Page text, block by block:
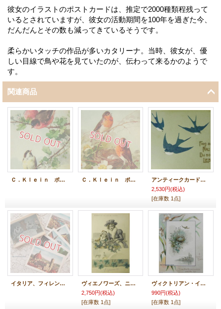
彼女のイラストのポストカードは、推定で2000種類程残って
いるとされていますが、彼女の活動期間を100年を過ぎた今、
だんだんとその数も減ってきているそうです。
柔らかいタッチの作品が多いカタリーナ。当時、彼女が、優
しい目線で鳥や花を見ていたのが、伝わって来るかのようで
す。
関連商品
Ｃ．Ｋｌｅｉｎ ポストカード Ｃ．Ｋｌｅｉｎ ポストカード
アンティークカード、ツバメ
2,530円(税込)
[在庫数 1点]
イタリア、フィレンツェのポストカード１５枚セット
ヴィエノワーズ、ニューイヤーカード
2,750円(税込)
[在庫数 1点]
ヴィクトリアン・イースターカード
990円(税込)
[在庫数 1点]